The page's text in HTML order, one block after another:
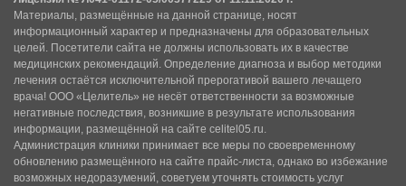
Материалы, размещённые на данной странице, носят
информационный характер и предназначены для образовательных
целей. Посетители сайта не должны использовать их в качестве
медицинских рекомендаций. Определение диагноза и выбор методики
лечения остаётся исключительной прерогативой вашего лечащего
врача! ООО «Целитель» не несёт ответственности за возможные
негативные последствия, возникшие в результате использования
информации, размещённой на сайте celitel05.ru.
Администрация клиники принимает все меры по своевременному
обновлению размещённого на сайте прайс-листа, однако во избежание
возможных недоразумений, советуем уточнять стоимость услуг